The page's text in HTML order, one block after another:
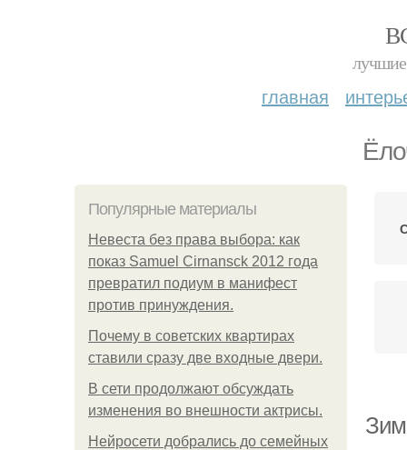
лучшие
главная
Популярные материалы
Невеста без права выбора: как
показ Samuel Cirnansck 2012 года
превратил подиум в манифест
против принуждения.
Почему в советских квартирах
ставили сразу две входные двери.
В сети продолжают обсуждать
изменения во внешности актрисы.
Нейросети добрались до семейных